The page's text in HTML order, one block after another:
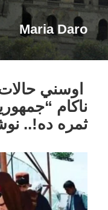
Maria Daro
اوسني
ناکام
ثمره ده!..